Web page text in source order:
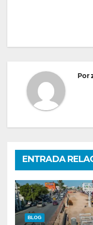
Por
ENTRADA
BLOG